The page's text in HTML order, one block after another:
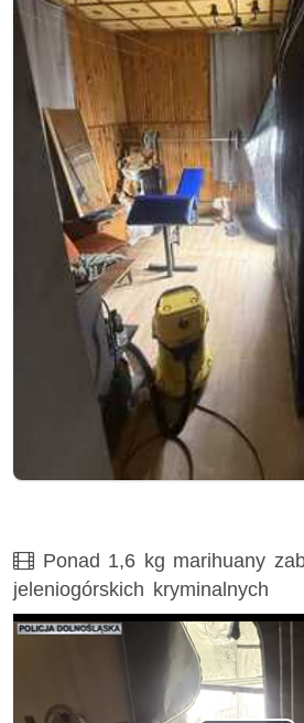
Film
Ponad 1,6 kg marihuany
jeleniogórskich kryminalnych
Opis filmu: opis filmu w załączeniu